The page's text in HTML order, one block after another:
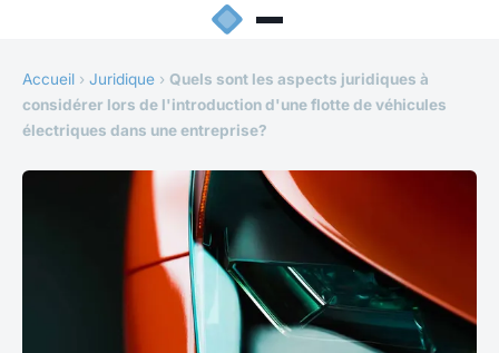
Accueil › Juridique › Quels sont les aspects juridiques à
considérer lors de l'introduction d'une flotte de véhicules
électriques dans une entreprise?